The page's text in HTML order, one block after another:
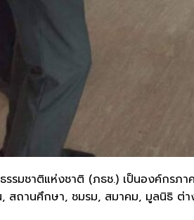
รรมชาติแห่งชาติ (ภธช.) เป็นองค์กรภ
สถานศึกษา, ชมรม, สมาคม, มูลนิธิ ต่